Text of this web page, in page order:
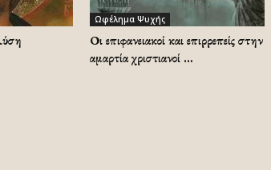
Ωφέλημα Ψυχής
Οι επιφανειακοί και επιρρεπείς στην
αμαρτία χριστιανοί …